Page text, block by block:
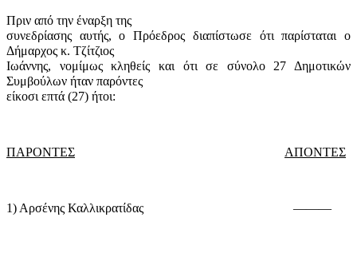
Πριν από την έναρξη της
συνεδρίασης αυτής, ο Πρόεδρος διαπίστωσε ότι παρίσταται ο
Δήμαρχος κ. Τζίτζιος
Ιωάννης, νομίμως κληθείς και ότι σε σύνολο 27 Δημοτικών
Συμβούλων ήταν παρόντες
είκοσι επτά (27) ήτοι:
ΠΑΡΟΝΤΕΣ ΑΠΟΝΤΕΣ
1) Αρσένης Καλλικρατίδας ———